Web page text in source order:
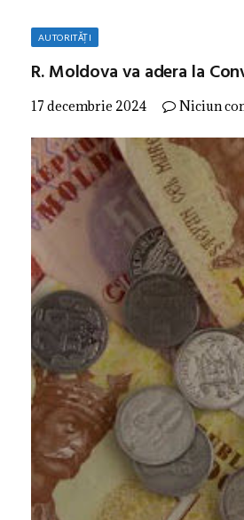
AUTORITĂȚI
R. Moldova va adera la
17 decembrie 2024 Niciun